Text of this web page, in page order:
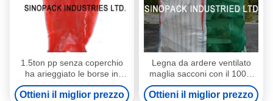
1.5ton pp senza coperchio
ha arieggiato le borse in
serie per le verdure della
patata dell'aglio della cipolla
Ottieni il miglior prezzo
Legna da ardere ventilato
maglia sacconi con il 100%
polipropilene vigin
Ottieni il miglior prezzo